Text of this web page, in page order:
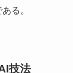
る。
技法